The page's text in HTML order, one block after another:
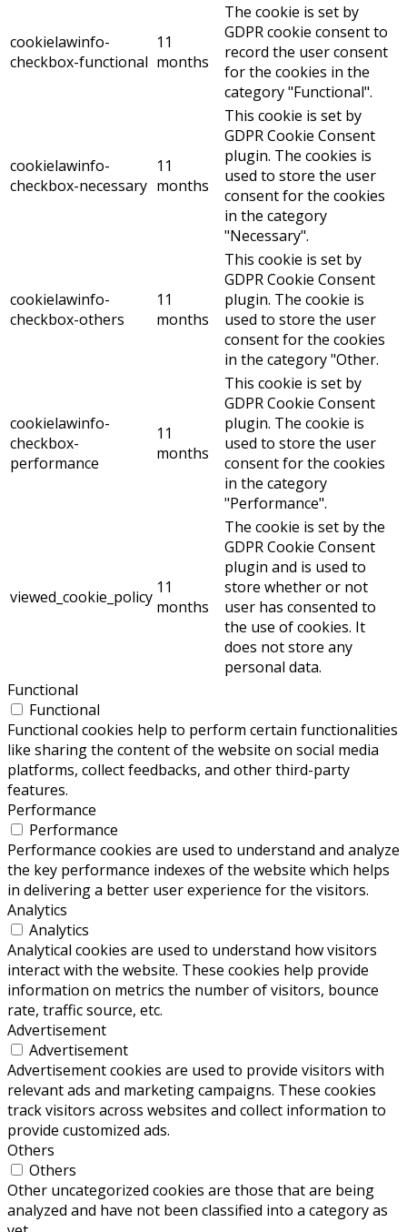
cookielawinfo-
checkbox-functional
11
months
The cookie is set by
GDPR cookie consent to
record the user consent
for the cookies in the
category "Functional".
cookielawinfo-
checkbox-necessary
11
months
This cookie is set by
GDPR Cookie Consent
plugin. The cookies is
used to store the user
consent for the cookies
in the category
"Necessary".
cookielawinfo-
checkbox-others
11
months
This cookie is set by
GDPR Cookie Consent
plugin. The cookie is
used to store the user
consent for the cookies
in the category "Other.
cookielawinfo-
checkbox-
performance
11
months
This cookie is set by
GDPR Cookie Consent
plugin. The cookie is
used to store the user
consent for the cookies
in the category
"Performance".
viewed_cookie_policy 11
months
The cookie is set by the
GDPR Cookie Consent
plugin and is used to
store whether or not
user has consented to
the use of cookies. It
does not store any
personal data.
Functional
Functional
Functional cookies help to perform certain functionalities
like sharing the content of the website on social media
platforms, collect feedbacks, and other third-party
features.
Performance
Performance
Performance cookies are used to understand and analyze
the key performance indexes of the website which helps
in delivering a better user experience for the visitors.
Analytics
Analytics
Analytical cookies are used to understand how visitors
interact with the website. These cookies help provide
information on metrics the number of visitors, bounce
rate, traffic source, etc.
Advertisement
Advertisement
Advertisement cookies are used to provide visitors with
relevant ads and marketing campaigns. These cookies
track visitors across websites and collect information to
provide customized ads.
Others
Others
Other uncategorized cookies are those that are being
analyzed and have not been classified into a category as